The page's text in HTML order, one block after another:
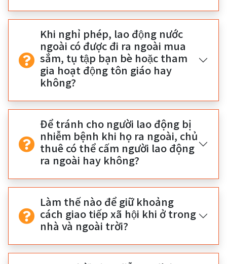
Khi nghỉ phép, lao động nước
ngoài có được đi ra ngoài mua
sắm, tụ tập bạn bè hoặc tham
gia hoạt động tôn giáo hay
không?
Để tránh cho người lao động bị
nhiễm bệnh khi họ ra ngoài, chủ
thuê có thể cấm người lao động
ra ngoài hay không?
Làm thế nào để giữ khoảng
cách giao tiếp xã hội khi ở trong
nhà và ngoài trời?